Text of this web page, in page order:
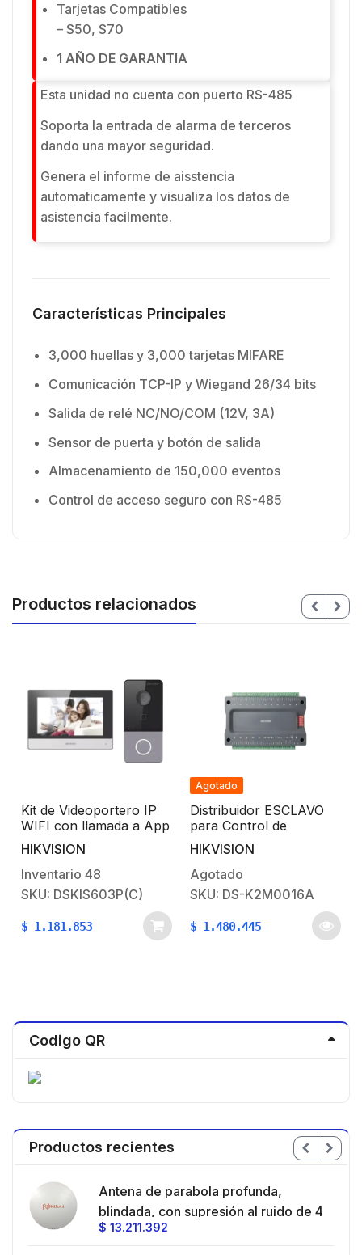
Tarjetas Compatibles
– S50, S70
1 AÑO DE GARANTIA
Esta unidad no cuenta con puerto RS-485
Soporta la entrada de alarma de terceros
dando una mayor seguridad.
Genera el informe de aisstencia
automaticamente y visualiza los datos de
asistencia facilmente.
Características Principales
3,000 huellas y 3,000 tarjetas MIFARE
Comunicación TCP-IP y Wiegand 26/34 bits
Salida de relé NC/NO/COM (12V, 3A)
Sensor de puerta y botón de salida
Almacenamiento de 150,000 eventos
Control de acceso seguro con RS-485
Productos relacionados
Kit de Videoportero IP
WIFI con llamada a App
de Smartphone
(HikConnect) / Frente
de calle IP65 / Soporta
PoE Estándar
HIKVISION
Inventario 48
SKU: DSKIS603P(C)
$ 1.181.853
Agotado
Distribuidor ESCLAVO
para Control de
Elevadores / Compatible
con el controlador
maestro DS-K2210
HIKVISION
Agotado
SKU: DS-K2M0016A
$ 1.480.445
Codigo QR
Productos recientes
Antena de parabola profunda,
blindada, con supresión al ruido de 4
ft, 5.9-7.2 GHz, Ganancia 36 dBi con
$ 13.211.392